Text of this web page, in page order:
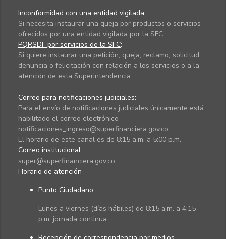
Inconformidad con una entidad vigilada:
Si necesita instaurar una queja por productos o servicios
ofrecidos por una entidad vigilada por la SFC.
PQRSDF por servicios de la SFC:
Si quiere instaurar una petición, queja, reclamo, solicitud,
denuncia o felicitación con relación a los servicios o a la
atención de esta Superintendencia.
Correo para notificaciones judiciales:
Para el envío de notificaciones judiciales únicamente está
habilitado el correo electrónico
notificaciones_ingreso@superfinanciera.gov.co
El horario de este canal es de 8:15 a.m. a 5:00 p.m.
Correo institucional:
super@superfinanciera.gov.co
Horario de atención
Punto Ciudadano:
Lunes a viernes (días hábiles) de 8:15 a.m. a 4:15
p.m. jornada continua